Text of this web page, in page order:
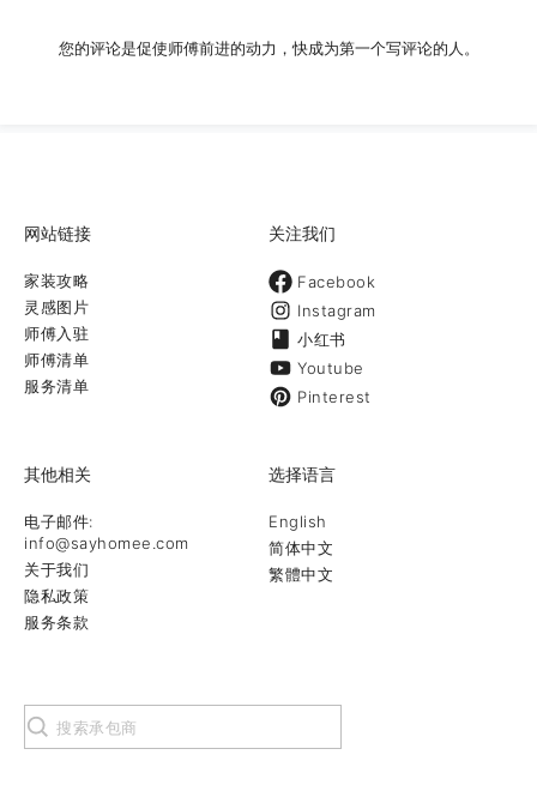
您的评论是促使师傅前进的动力，快成为第一个写评论的人。
网站链接
家装攻略
灵感图片
师傅入驻
师傅清单
服务清单
关注我们
Facebook
Instagram
小红书
Youtube
Pinterest
其他相关
电子邮件:
info@sayhomee.com
关于我们
隐私政策
服务条款
选择语言
English
简体中文
繁體中文